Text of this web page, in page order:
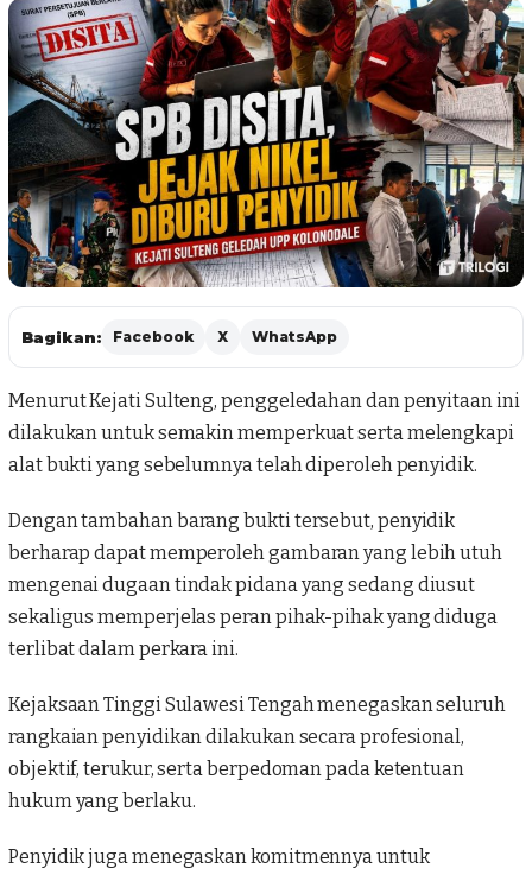
Bagikan: Facebook X WhatsApp
Menurut Kejati Sulteng, penggeledahan dan penyitaan ini
dilakukan untuk semakin memperkuat serta melengkapi
alat bukti yang sebelumnya telah diperoleh penyidik.
Dengan tambahan barang bukti tersebut, penyidik
berharap dapat memperoleh gambaran yang lebih utuh
mengenai dugaan tindak pidana yang sedang diusut
sekaligus memperjelas peran pihak-pihak yang diduga
terlibat dalam perkara ini.
Kejaksaan Tinggi Sulawesi Tengah menegaskan seluruh
rangkaian penyidikan dilakukan secara profesional,
objektif, terukur, serta berpedoman pada ketentuan
hukum yang berlaku.
Penyidik juga menegaskan komitmennya untuk